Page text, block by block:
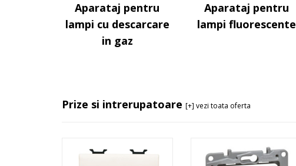
Aparataj pentru
lampi cu descarcare
in gaz
Aparataj pentru
lampi fluorescente
Prize si intrerupatoare [+] vezi toata oferta